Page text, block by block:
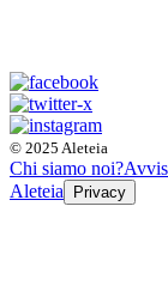
© 2025 Aleteia
Chi siamo noi?
Aleteia
Privacy